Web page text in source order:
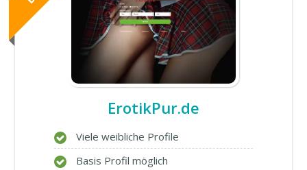
ErotikPur.de
Viele weibliche Profile
Basis Profil möglich